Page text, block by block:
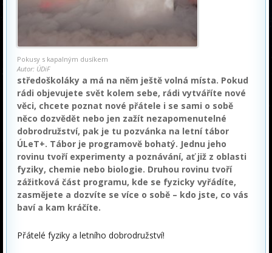
Pokusy s kapalným dusíkem
Autor: ÚDiF
středoškoláky a má na něm ještě volná místa. Pokud
rádi objevujete svět kolem sebe, rádi vytváříte nové
věci, chcete poznat nové přátele i se sami o sobě
něco dozvědět nebo jen zažít nezapomenutelné
dobrodružství, pak je tu pozvánka na letní tábor
ÚLeT+. Tábor je programově bohatý. Jednu jeho
rovinu tvoří experimenty a poznávání, ať již z oblasti
fyziky, chemie nebo biologie. Druhou rovinu tvoří
zážitková část programu, kde se fyzicky vyřádíte,
zasmějete a dozvíte se více o sobě – kdo jste, co vás
baví a kam kráčíte.
Přátelé fyziky a letního dobrodružství!